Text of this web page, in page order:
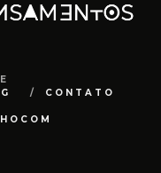
CONTATO